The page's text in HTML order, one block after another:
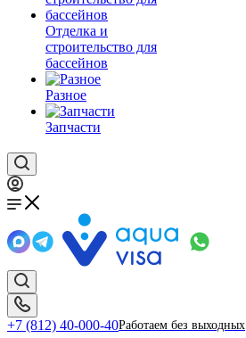
Отделка и
строительство для
бассейнов
Разное
Запчасти
+7 (812) 40-000-40Работаем без выходных